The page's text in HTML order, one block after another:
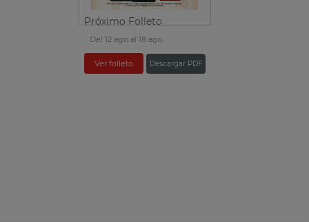
Próximo Folleto
Del 12 ago al 18 ago
Ver folleto Descargar PDF